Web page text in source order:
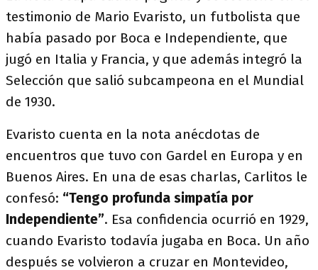
testimonio de Mario Evaristo, un futbolista que
había pasado por Boca e Independiente, que
jugó en Italia y Francia, y que además integró la
Selección que salió subcampeona en el Mundial
de 1930.
Evaristo cuenta en la nota anécdotas de
encuentros que tuvo con Gardel en Europa y en
Buenos Aires. En una de esas charlas, Carlitos le
confesó: “Tengo profunda simpatía por
Independiente”. Esa confidencia ocurrió en 1929,
cuando Evaristo todavía jugaba en Boca. Un año
después se volvieron a cruzar en Montevideo,